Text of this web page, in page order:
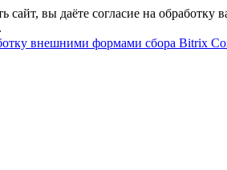
сайт, вы даёте согласие на
внешними формами сбора Bitrix